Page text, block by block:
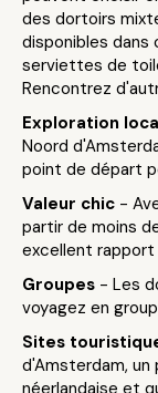
des dortoirs
disponibles dans
serviettes de
Rencontrez
Exploration
Noord
point de départ
Valeur chic -
partir de moins
excellent
Groupes - Les
voyagez en
Sites
d'Amsterdam, un
néerlandaise et